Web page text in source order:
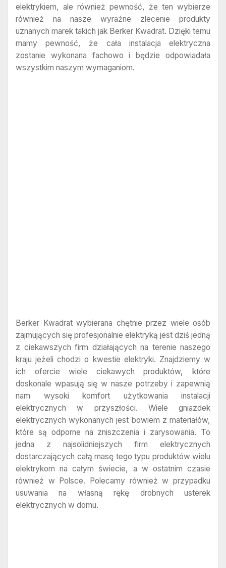
elektrykiem, ale również pewność, że ten wybierze
również na nasze wyraźne zlecenie produkty
uznanych marek takich jak Berker Kwadrat. Dzięki temu
mamy pewność, że cała instalacja elektryczna
zostanie wykonana fachowo i będzie odpowiadała
wszystkim naszym wymaganiom.
Berker Kwadrat wybierana chętnie przez wiele osób
zajmujących się profesjonalnie elektryką jest dziś jedną
z ciekawszych firm działających na terenie naszego
kraju jeżeli chodzi o kwestie elektryki. Znajdziemy w
ich ofercie wiele ciekawych produktów, które
doskonale wpasują się w nasze potrzeby i zapewnią
nam wysoki komfort użytkowania instalacji
elektrycznych w przyszłości. Wiele gniazdek
elektrycznych wykonanych jest bowiem z materiałów,
które są odporne na zniszczenia i zarysowania. To
jedna z najsolidniejszych firm elektrycznych
dostarczających całą masę tego typu produktów wielu
elektrykom na całym świecie, a w ostatnim czasie
również w Polsce. Polecamy również w przypadku
usuwania na własną rękę drobnych usterek
elektrycznych w domu.